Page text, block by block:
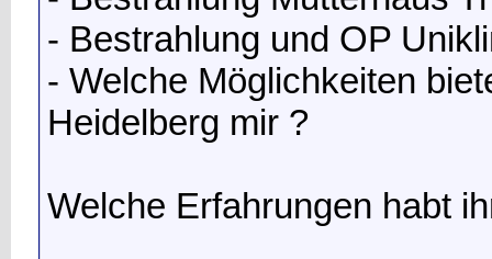
- Bestrahlung und OP
- Welche Möglichkeiten
Heidelberg mir ?
Welche Erfahrungen habt